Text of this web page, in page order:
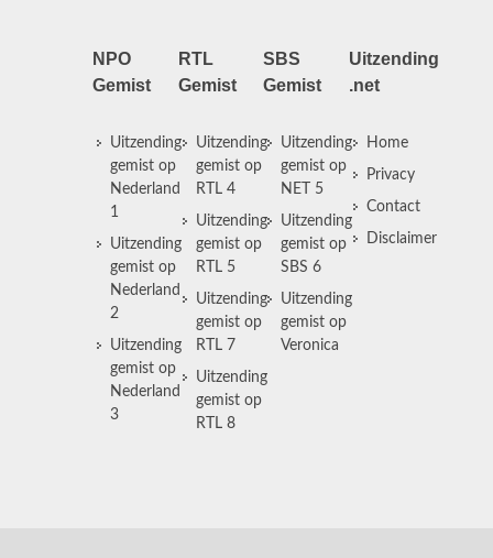
NPO
Gemist
Uitzending
gemist op
Nederland
1
Uitzending
gemist op
Nederland
2
Uitzending
gemist op
Nederland
3
RTL
Gemist
Uitzending
gemist op
RTL 4
Uitzending
gemist op
RTL 5
Uitzending
gemist op
RTL 7
Uitzending
gemist op
RTL 8
SBS
Gemist
Uitzending
gemist op
NET 5
Uitzending
gemist op
SBS 6
Uitzending
gemist op
Veronica
Uitzending
.net
Home
Privacy
Contact
Disclaimer